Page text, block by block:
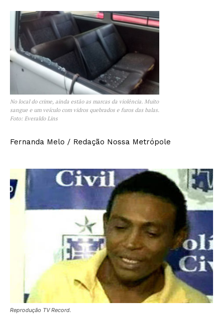
No local do crime, ainda estão as marcas da violência. Muito
sangue e um veículo com vidros quebrados e furos das balas.
Foto: Everaldo Lins
Fernanda Melo / Redação Nossa Metrópole
Reprodução TV Record.